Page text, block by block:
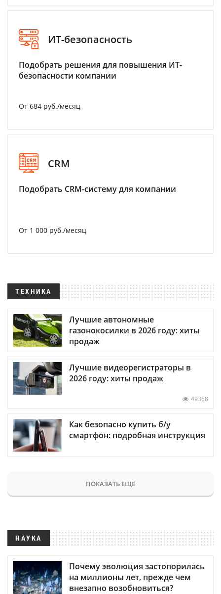
ИТ-безопасность
Подобрать решения для повышения ИТ-
безопасности компании
От 684 руб./месяц
CRM
Подобрать CRM-систему для компании
От 1 000 руб./месяц
ТЕХНИКА
Лучшие автономные
газонокосилки в 2026 году: хиты
продаж
Лучшие видеорегистраторы в
2026 году: хиты продаж
49368
Как безопасно купить б/у
смартфон: подробная инструкция
ПОКАЗАТЬ ЕЩЕ
НАУКА
Почему эволюция застопорилась
на миллионы лет, прежде чем
внезапно возобновиться?